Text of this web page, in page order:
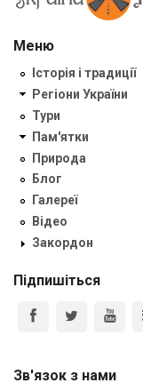
Меню
Історія і традиції
Регіони України
Тури
Пам'ятки
Природа
Блог
Галереї
Відео
Закордон
Підпишіться
Зв'язок з нами